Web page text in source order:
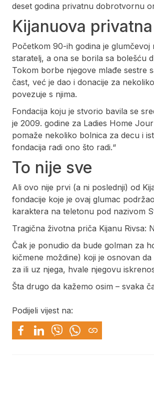
deset godina privatnu dobrotvornu
Kijanuova
Početkom 90-ih godina je glumčevoj
staratelj, a ona se borila sa bolešću
Tokom borbe njegove mlađe sestre
čast, već je dao i donacije za
povezuje s njima.
Fondacija koju je stvorio bavila se
je 2009. godine za Ladies Home
pomaže nekoliko bolnica za decu i
fondacija radi ono što radi.“
To nije sve
Ali ovo nije prvi (a ni poslednji) od
fondacije koje je ovaj glumac
karaktera na teletonu pod nazivom
Tragična životna priča Kijanu Rivsa:
Čak je ponudio da bude golman za
kičmene moždine) koji je osnovan
za ili uz njega, hvale njegovu
Šta drugo da kažemo osim – svaka
Podijeli vijest na: